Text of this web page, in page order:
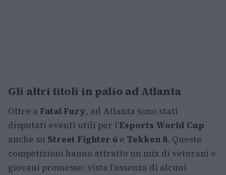
Gli altri titoli in palio ad Atlanta
Oltre a Fatal Fury, ad Atlanta sono stati
disputati eventi utili per l’Esports World Cup
anche su Street Fighter 6 e Tekken 8. Queste
competizioni hanno attratto un mix di veterani e
giovani promesse: vista l’assenza di alcuni